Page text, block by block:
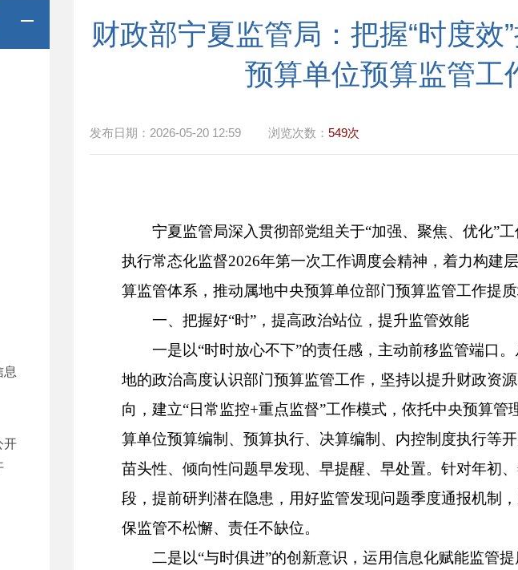
息
开
财政部宁夏监管局：把握“时度效
预算单位预算监管工
发布日期： 2026-05-20 12:59 浏览次数：549次
宁夏监管局深入贯彻部党组关于“加强、聚焦、优化”
执行常态化监督2026年第一次工作调度会精神，着力构建
算监管体系，推动属地中央预算单位部门预算监管工作提质
一、把握好“时”，提高政治站位，提升监管效能
一是以“时时放心不下”的责任感，主动前移监管端口
地的政治高度认识部门预算监管工作，坚持以提升财政资
向，建立“日常监控+重点监督”工作模式，依托中央预算管
算单位预算编制、预算执行、决算编制、内控制度执行等
苗头性、倾向性问题早发现、早提醒、早处置。针对年初
段，提前研判潜在隐患，用好监管发现问题季度通报机制
保监管不松懈、责任不缺位。
二是以“与时俱进”的创新意识，运用信息化赋能监管